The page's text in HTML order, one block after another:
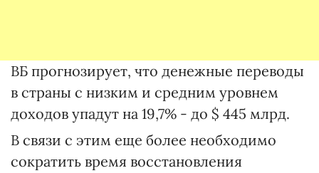
ВБ прогнозирует, что денежные переводы
в страны с низким и средним уровнем
доходов упадут на 19,7% - до $ 445 млрд.
В связи с этим еще более необходимо
сократить время восстановления